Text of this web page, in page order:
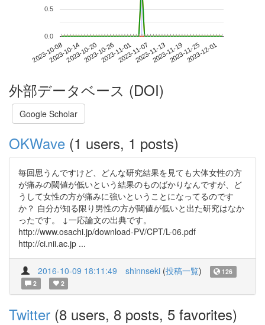
2023-10-082023-10-142023-10-202023-10-262023-11-012023-11-072023-11-132023-11-192023-11-252023-12-01
0.0
0.5
外部データベース (DOI)
Google Scholar
OKWave (1 users, 1 posts)
毎回思うんですけど、どんな研究結果を見ても大体女性の方
が痛みの閾値が低いという結果のものばかりなんですが、ど
うして女性の方が痛みに強いということになってるのです
か？ 自分が知る限り男性の方が閾値が低いと出た研究はなか
ったです。 ↓一応論文の出典です。
http://www.osachi.jp/download-PV/CPT/L-06.pdf
http://ci.nii.ac.jp ...
2016-10-09 18:11:49 shinnseki (投稿一覧)
126
2
2
Twitter (8 users, 8 posts, 5 favorites)